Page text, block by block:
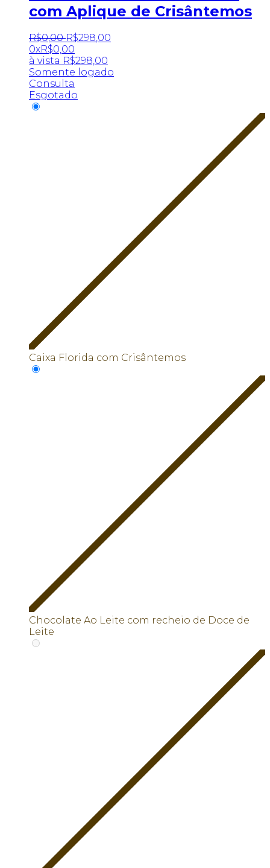
com Aplique de Crisântemos
R$0,00 R$298,00
0xR$0,00
à vista R$298,00
Somente logado
Consulta
Esgotado
Caixa Florida com Crisântemos
Chocolate Ao Leite com recheio de Doce de
Leite